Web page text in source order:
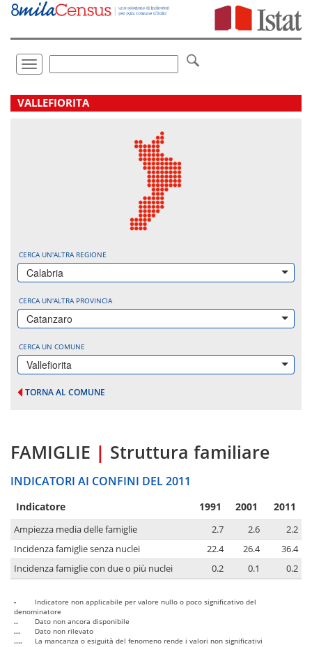
Vai
direttamente
Toggle
navigation
.
VALLEFIORITA
CERCA UN'ALTRA REGIONE
Calabria
CERCA UN'ALTRA PROVINCIA
Catanzaro
CERCA UN COMUNE
Vallefiorita
TORNA AL COMUNE
FAMIGLIE | Struttura familiare
INDICATORI AI CONFINI DEL 2011
Indicatore 1991 2001 2011
Ampiezza media delle famiglie 2.7 2.6
2.2
Incidenza famiglie senza nuclei
22.4 26.4
36.4
Incidenza famiglie con due o più nuclei
0.2 0.1 0.2
-
Indicatore non applicabile per valore nullo o poco significativo del
denominatore
..
Dato non ancora disponibile
...
Dato non rilevato
....
La mancanza o esiguità del fenomeno rende i valori non significativi